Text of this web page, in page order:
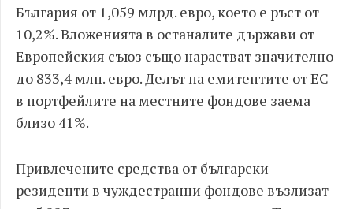
България от 1,059 млрд. евро, което е ръст от
10,2%. Вложенията в останалите държави от
Европейския съюз също нарастват значително
до 833,4 млн. евро. Делът на емитентите от ЕС
в портфейлите на местните фондове заема
близо 41%.
Привлечените средства от български
резиденти в чуждестранни фондове възлизат